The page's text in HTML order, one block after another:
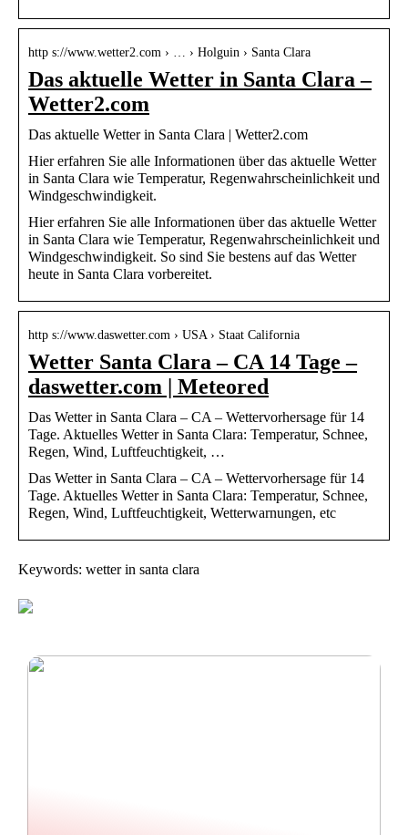
http s://www.wetter2.com › … › Holguin › Santa Clara
Das aktuelle Wetter in Santa Clara –
Wetter2.com
Das aktuelle Wetter in Santa Clara | Wetter2.com
Hier erfahren Sie alle Informationen über das aktuelle Wetter
in Santa Clara wie Temperatur, Regenwahrscheinlichkeit und
Windgeschwindigkeit.
Hier erfahren Sie alle Informationen über das aktuelle Wetter
in Santa Clara wie Temperatur, Regenwahrscheinlichkeit und
Windgeschwindigkeit. So sind Sie bestens auf das Wetter
heute in Santa Clara vorbereitet.
http s://www.daswetter.com › USA › Staat California
Wetter Santa Clara – CA 14 Tage –
daswetter.com | Meteored
Das Wetter in Santa Clara – CA – Wettervorhersage für 14
Tage. Aktuelles Wetter in Santa Clara: Temperatur, Schnee,
Regen, Wind, Luftfeuchtigkeit, …
Das Wetter in Santa Clara – CA – Wettervorhersage für 14
Tage. Aktuelles Wetter in Santa Clara: Temperatur, Schnee,
Regen, Wind, Luftfeuchtigkeit, Wetterwarnungen, etc
Keywords: wetter in santa clara